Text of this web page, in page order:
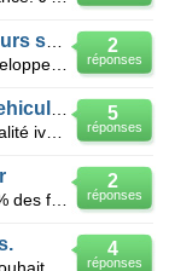
2
réponses
5
réponses
2
réponses
4
réponses